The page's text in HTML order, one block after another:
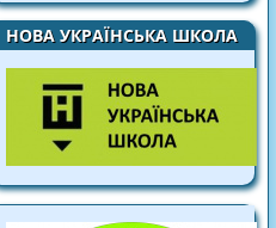
НОВА УКРАЇНСЬКА ШКОЛА